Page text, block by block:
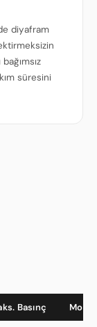
diyafram
süresini
Basınç